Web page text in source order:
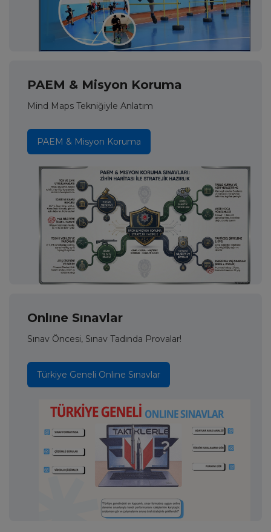
PAEM & Misyon Koruma
Mind Maps Tekniğiyle Anlatım
PAEM & Misyon Koruma
Onlıne Sınavlar
Sınav Öncesi, Sınav Tadında Provalar!
Türkiye Geneli Onlıne Sınavlar